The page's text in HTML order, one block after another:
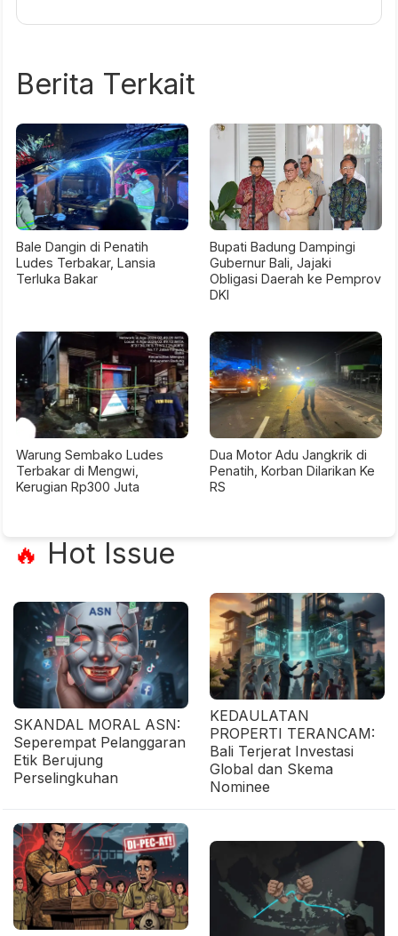
Berita Terkait
Bale Dangin di Penatih
Ludes Terbakar, Lansia
Terluka Bakar
Bupati Badung Dampingi
Gubernur Bali, Jajaki
Obligasi Daerah ke Pemprov
DKI
Warung Sembako Ludes
Terbakar di Mengwi,
Kerugian Rp300 Juta
Dua Motor Adu Jangkrik di
Penatih, Korban Dilarikan Ke
RS
🔥 Hot Issue
SKANDAL MORAL ASN:
Seperempat Pelanggaran
Etik Berujung
Perselingkuhan
KEDAULATAN
PROPERTI TERANCAM:
Bali Terjerat Investasi
Global dan Skema
Nominee